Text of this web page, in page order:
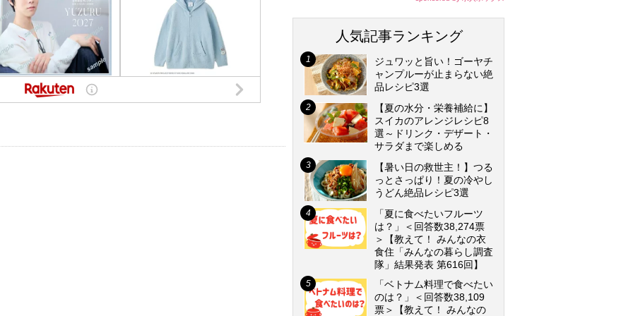
人気記事ランキング
ジュワッと旨い！ゴーヤチ
ャンプルーが止まらない絶
品レシピ3選
【夏の水分・栄養補給に】
スイカのアレンジレシピ8
選～ドリンク・デザート・
サラダまで楽しめる
【暑い日の救世主！】つる
っとさっぱり！夏の冷やし
うどん絶品レシピ3選
「夏に食べたいフルーツ
は？」＜回答数38,274票
＞【教えて！ みんなの衣
食住「みんなの暮らし調査
隊」結果発表 第616回】
「ベトナム料理で食べたい
のは？」＜回答数38,109
票＞【教えて！ みんなの